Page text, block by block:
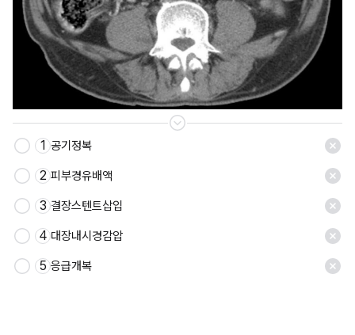
1 공기정복
2 피부경유배액
3 결장스텐트삽입
4 대장내시경감압
5 응급개복